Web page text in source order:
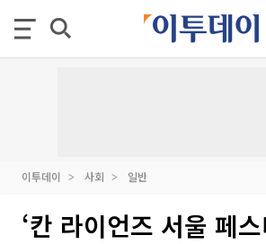
이투데이 사회 일반
‘칸 라이언즈 서울 페스